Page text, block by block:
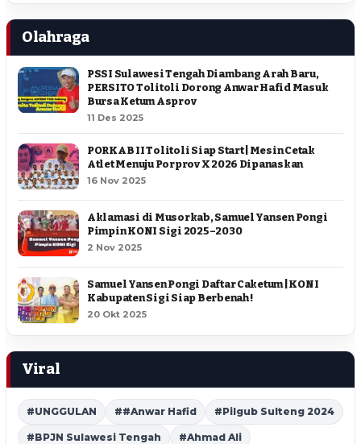
Olahraga
PSSI Sulawesi Tengah Diambang Arah Baru,
PERSITO Tolitoli Dorong Anwar Hafid Masuk
Bursa Ketum Asprov
11 Des 2025
PORKAB II Tolitoli Siap Start | Mesin Cetak
Atlet Menuju Porprov X 2026 Dipanaskan
16 Nov 2025
Aklamasi di Musorkab, Samuel Yansen Pongi
Pimpin KONI Sigi 2025–2030
2 Nov 2025
Samuel Yansen Pongi Daftar Caketum | KONI
Kabupaten Sigi Siap Berbenah !
20 Okt 2025
Viral
#UNGGULAN ##Anwar Hafid #Pilgub Sulteng 2024
#BPJN Sulawesi Tengah #Ahmad Ali